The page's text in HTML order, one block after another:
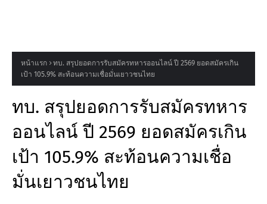
หน้าแรก
ทบ. สรุปยอดการรับสมัครทหารออนไลน์ ปี 2569 ยอดสมัครเกิน
เป้า 105.9% สะท้อนความเชื่อมั่นเยาวชนไทย
ทบ. สรุปยอดการรับสมัครทหาร
ออนไลน์ ปี 2569 ยอดสมัครเกิน
เป้า 105.9% สะท้อนความเชื่อ
มั่นเยาวชนไทย